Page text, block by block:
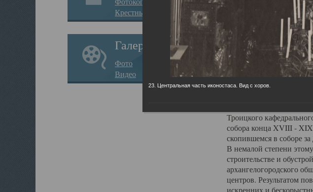
Крестные ходы
Галерея
Фото
Видео
Один из самых
портового города с
архангелогородской
Масштабность,
заслуженно выделяя
иконостас украшенный
царскими вратами,
собой поистине
шитьем,
неповторимый
поражающий
Троицкого
собора конца XVIII - XIX
скопившемся в соборе
В немалой степени
строительстве и
архангелогородского
центров. Результатом
искренних и
23. Центральная часть иконостаса. Вид с хоров.